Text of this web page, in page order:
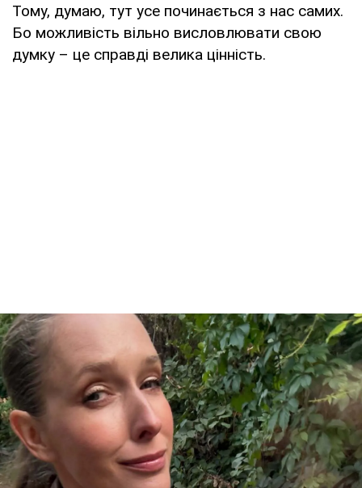
Тому, думаю, тут усе починається з нас самих.
Бо можливість вільно висловлювати свою
думку – це справді велика цінність.